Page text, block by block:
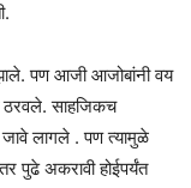
पण आजी आजोबांनी वय
ठरवले. साहजिकच
जावे लागले . पण त्यामुळे
पुढे अकरावी होईपर्यंत